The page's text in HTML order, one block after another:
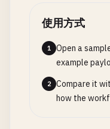
使用方式
1
Open a
example
2
Compare it
how the